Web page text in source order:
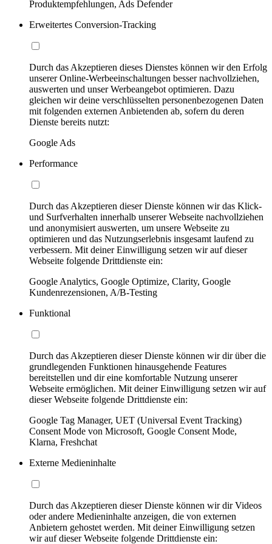
Produktempfehlungen, Ads Defender
Erweitertes Conversion-Tracking
Durch das Akzeptieren dieses Dienstes können wir den Erfolg
unserer Online-Werbeeinschaltungen besser nachvollziehen,
auswerten und unser Werbeangebot optimieren. Dazu
gleichen wir deine verschlüsselten personenbezogenen Daten
mit folgenden externen Anbietenden ab, sofern du deren
Dienste bereits nutzt:
Google Ads
Performance
Durch das Akzeptieren dieser Dienste können wir das Klick-
und Surfverhalten innerhalb unserer Webseite nachvollziehen
und anonymisiert auswerten, um unsere Webseite zu
optimieren und das Nutzungserlebnis insgesamt laufend zu
verbessern. Mit deiner Einwilligung setzen wir auf dieser
Webseite folgende Drittdienste ein:
Google Analytics, Google Optimize, Clarity, Google
Kundenrezensionen, A/B-Testing
Funktional
Durch das Akzeptieren dieser Dienste können wir dir über die
grundlegenden Funktionen hinausgehende Features
bereitstellen und dir eine komfortable Nutzung unserer
Webseite ermöglichen. Mit deiner Einwilligung setzen wir auf
dieser Webseite folgende Drittdienste ein:
Google Tag Manager, UET (Universal Event Tracking)
Consent Mode von Microsoft, Google Consent Mode,
Klarna, Freshchat
Externe Medieninhalte
Durch das Akzeptieren dieser Dienste können wir dir Videos
oder andere Medieninhalte anzeigen, die von externen
Anbietern gehostet werden. Mit deiner Einwilligung setzen
wir auf dieser Webseite folgende Drittdienste ein: